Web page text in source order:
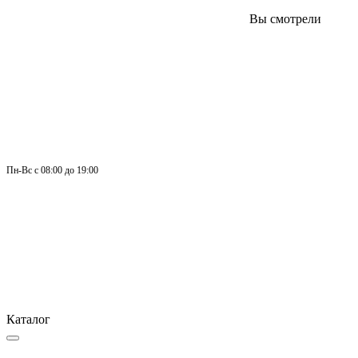
Вы смотрели
Пн-Вс с 08:00 до 19:00
Каталог